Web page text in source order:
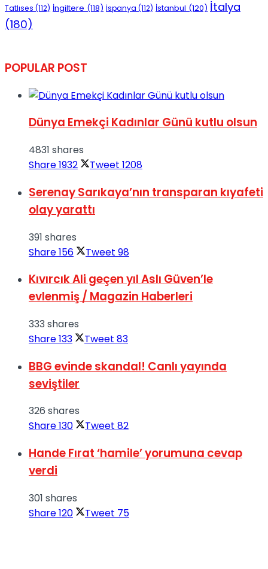
Tatlıses (112) İngiltere (118) İspanya (112) İstanbul (120) İtalya
(180)
POPULAR POST
Dünya Emekçi Kadınlar Günü kutlu olsun
4831 shares
Share1932 Tweet 1208
Serenay Sarıkaya’nın transparan kıyafeti
olay yarattı
391 shares
Share156 Tweet 98
Kıvırcık Ali geçen yıl Aslı Güven’le
evlenmiş / Magazin Haberleri
333 shares
Share133 Tweet 83
BBG evinde skandal! Canlı yayında
seviştiler
326 shares
Share130 Tweet 82
Hande Fırat ‘hamile’ yorumuna cevap
verdi
301 shares
Share120 Tweet 75